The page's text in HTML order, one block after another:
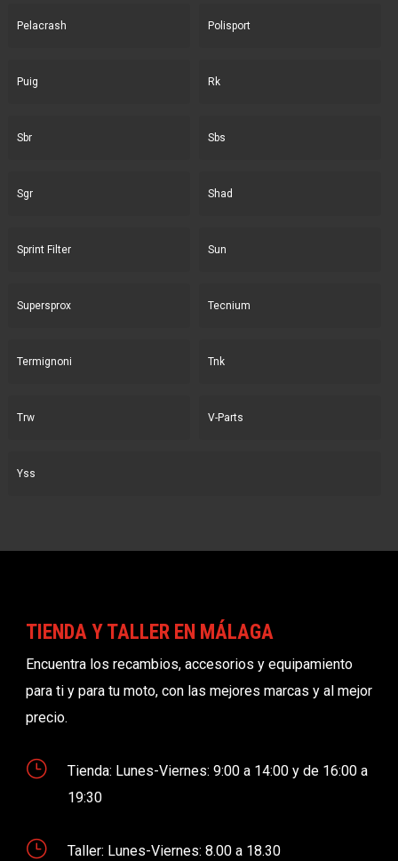
Pelacrash Polisport
Puig Rk
Sbr Sbs
Sgr Shad
Sprint Filter Sun
Supersprox Tecnium
Termignoni Tnk
Trw V-Parts
Yss
TIENDA Y TALLER EN MÁLAGA
Encuentra los recambios, accesorios y equipamiento
para ti y para tu moto, con las mejores marcas y al mejor
precio.
}
Tienda: Lunes-Viernes: 9:00 a 14:00 y de 16:00 a
19:30
}
Taller: Lunes-Viernes: 8.00 a 18.30